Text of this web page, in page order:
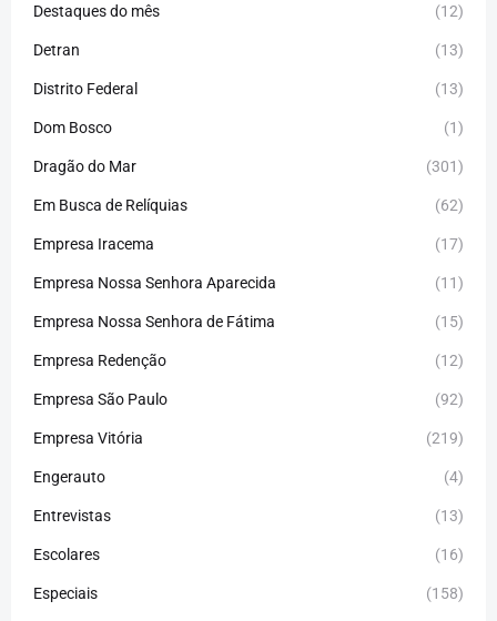
Destaques do mês (12)
Detran (13)
Distrito Federal (13)
Dom Bosco (1)
Dragão do Mar (301)
Em Busca de Relíquias (62)
Empresa Iracema (17)
Empresa Nossa Senhora Aparecida (11)
Empresa Nossa Senhora de Fátima (15)
Empresa Redenção (12)
Empresa São Paulo (92)
Empresa Vitória (219)
Engerauto (4)
Entrevistas (13)
Escolares (16)
Especiais (158)